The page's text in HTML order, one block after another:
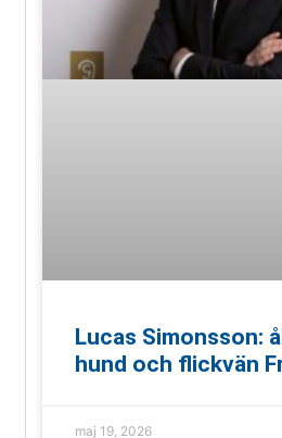
Lucas Simonsson:
hund och flickvän
maj 19, 2026